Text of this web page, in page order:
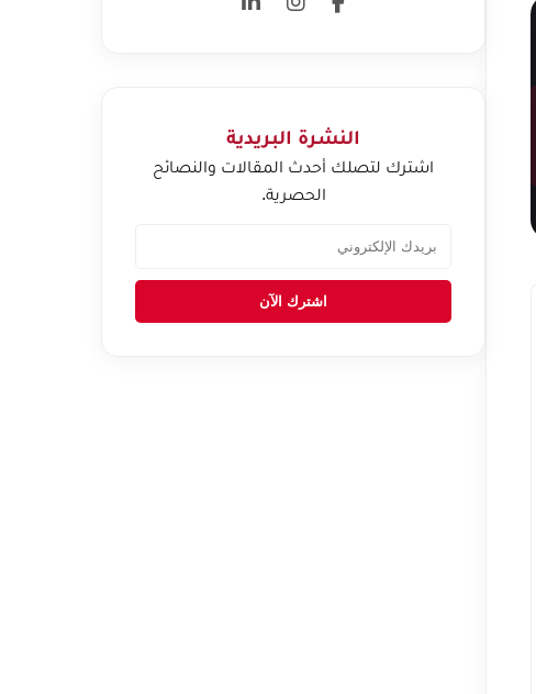
النشرة البريدية
اشترك لتصلك أحدث المقالات والنصائح
الحصرية.
اشترك الآن